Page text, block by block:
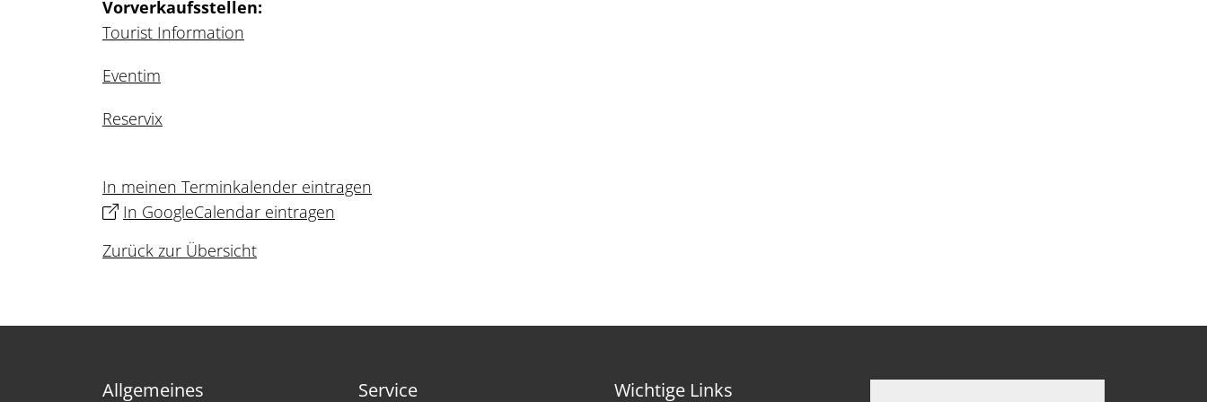
Vorverkaufsstellen:
Tourist Information
Eventim
Reservix
In meinen Terminkalender eintragen
In GoogleCalendar eintragen
Zurück zur Übersicht
Allgemeines Service Wichtige Links